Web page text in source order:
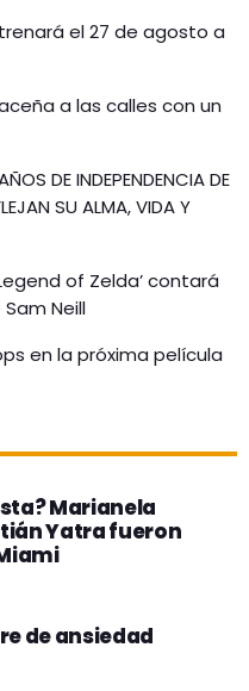
el 27 de agosto a
a las calles con un
DE INDEPENDENCIA DE
SU ALMA, VIDA Y
of Zelda’ contará
Neill
en la próxima película
Marianela
Yatra fueron
de ansiedad